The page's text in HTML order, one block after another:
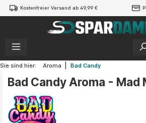
springen
Kostenfreier Versand ab 49,99 €
Sie sind hier: Aroma Bad Candy
Bad Candy Aroma - Mad